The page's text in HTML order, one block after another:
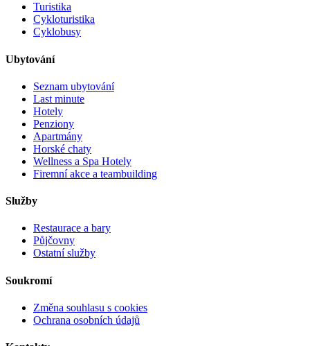
Turistika
Cykloturistika
Cyklobusy
Ubytování
Seznam ubytování
Last minute
Hotely
Penziony
Apartmány
Horské chaty
Wellness a Spa Hotely
Firemní akce a teambuilding
Služby
Restaurace a bary
Půjčovny
Ostatní služby
Soukromí
Změna souhlasu s cookies
Ochrana osobních údajů